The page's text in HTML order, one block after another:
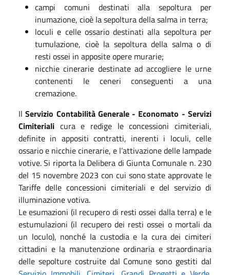
campi comuni destinati alla sepoltura per
inumazione, cioè la sepoltura della salma in terra;
loculi e celle ossario destinati alla sepoltura per
tumulazione, cioè la sepoltura della salma o di
resti ossei in apposite opere murarie;
nicchie cinerarie destinate ad accogliere le urne
contenenti le ceneri conseguenti a una
cremazione.
IlServizio Contabilità Generale - Economato - Servizi
Cimiteriali cura e redige le concessioni cimiteriali,
definite in appositi contratti, inerenti i loculi, celle
ossario e nicchie cinerarie, e l’attivazione delle lampade
votive. Si riporta la Delibera di Giunta Comunale n. 230
del 15 novembre 2023 con cui sono state approvate le
Tariffe delle concessioni cimiteriali e del servizio di
illuminazione votiva.
Le esumazioni (il recupero di resti ossei dalla terra) e le
estumulazioni (il recupero dei resti ossei o mortali da
un loculo), nonché la custodia e la cura dei cimiteri
cittadini e la manutenzione ordinaria e straordinaria
delle sepolture costruite dal Comune sono gestiti dal